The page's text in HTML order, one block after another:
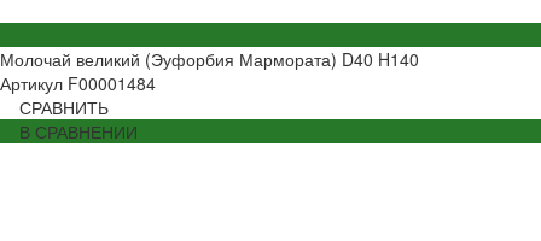
Молочай великий (Эуфорбия Мармората) D40 H140
Артикул F00001484
СРАВНИТЬ
В СРАВНЕНИИ